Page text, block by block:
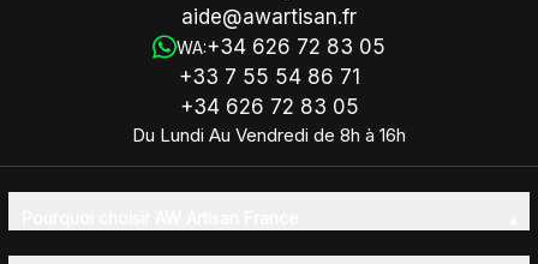
aide@awartisan.fr
WA:+34 626 72 83 05
+33 7 55 54 86 71
+34 626 72 83 05
Du Lundi Au Vendredi de 8h à 16h